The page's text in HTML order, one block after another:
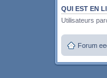
QUI EST EN
Utilisateurs
Forum